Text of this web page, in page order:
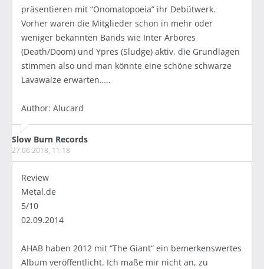
präsentieren mit “Onomatopoeia” ihr Debütwerk.
Vorher waren die Mitglieder schon in mehr oder
weniger bekannten Bands wie Inter Arbores
(Death/Doom) und Ypres (Sludge) aktiv, die Grundlagen
stimmen also und man könnte eine schöne schwarze
Lavawalze erwarten…..
Author: Alucard
Slow Burn Records
27.06.2018, 11:18
Review
Metal.de
5/10
02.09.2014
AHAB haben 2012 mit “The Giant“ ein bemerkenswertes
Album veröffentlicht. Ich maße mir nicht an, zu